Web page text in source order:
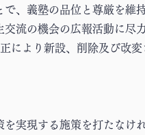
、義塾の品位と尊厳を維
流の機会の広報活動に尽
により新設、削除及び改変
実現する施策を打たなけ